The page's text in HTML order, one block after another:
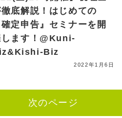
底解説！はじめての
確定申告』セミナーを開
します！@Kuni-
Biz
2022年1月6日
次のページ